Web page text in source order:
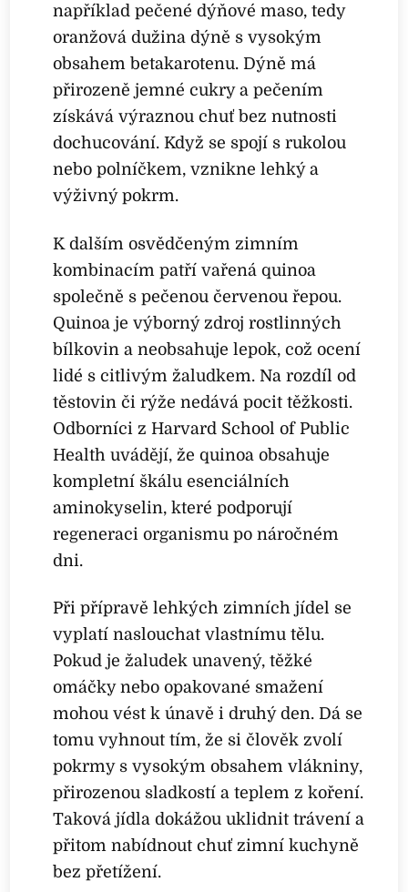
například pečené dýňové maso, tedy
oranžová dužina dýně s vysokým
obsahem betakarotenu. Dýně má
přirozeně jemné cukry a pečením
získává výraznou chuť bez nutnosti
dochucování. Když se spojí s rukolou
nebo polníčkem, vznikne lehký a
výživný pokrm.
K dalším osvědčeným zimním
kombinacím patří vařená quinoa
společně s pečenou červenou řepou.
Quinoa je výborný zdroj rostlinných
bílkovin a neobsahuje lepok, což ocení
lidé s citlivým žaludkem. Na rozdíl od
těstovin či rýže nedává pocit těžkosti.
Odborníci z Harvard School of Public
Health uvádějí, že quinoa obsahuje
kompletní škálu esenciálních
aminokyselin, které podporují
regeneraci organismu po náročném
dni.
Při přípravě lehkých zimních jídel se
vyplatí naslouchat vlastnímu tělu.
Pokud je žaludek unavený, těžké
omáčky nebo opakované smažení
mohou vést k únavě i druhý den. Dá se
tomu vyhnout tím, že si člověk zvolí
pokrmy s vysokým obsahem vlákniny,
přirozenou sladkostí a teplem z koření.
Taková jídla dokážou uklidnit trávení a
přitom nabídnout chuť zimní kuchyně
bez přetížení.